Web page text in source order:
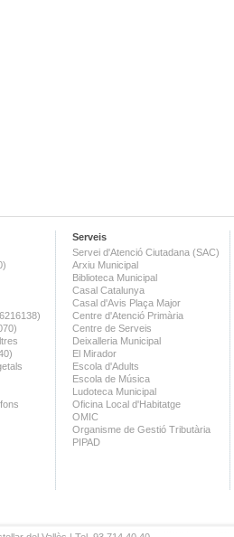
Serveis
Servei d'Atenció Ciutadana (SAC)
Arxiu Municipal
Biblioteca Municipal
Casal Catalunya
Casal d'Avis Plaça Major
Centre d'Atenció Primària
Centre de Serveis
Deixalleria Municipal
El Mirador
Escola d'Adults
Escola de Música
Ludoteca Municipal
Oficina Local d'Habitatge
OMIC
Organisme de Gestió Tributària
PIPAD